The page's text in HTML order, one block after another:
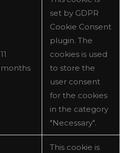
11
months
set by GDPR
Cookie Consent
plugin. The
cookies is used
to store the
user consent
for the cookies
in the category
"Necessary".
This cookie is